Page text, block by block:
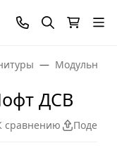
Модульные
ДСВ
сравнению